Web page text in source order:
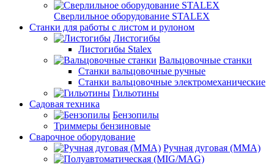
Сверлильное оборудование STALEX
Станки для работы с листом и рулоном
Листогибы
Листогибы Stalex
Вальцовочные станки
Станки вальцовочные ручные
Станки вальцовочные электромеханические
Гильотины
Садовая техника
Бензопилы
Триммеры бензиновые
Сварочное оборудование
Ручная дуговая (MMA)